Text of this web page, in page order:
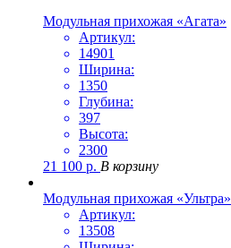
Модульная прихожая «Агата»
Артикул:
14901
Ширина:
1350
Глубина:
397
Высота:
2300
21 100 р. В корзину
Модульная прихожая «Ультра»
Артикул:
13508